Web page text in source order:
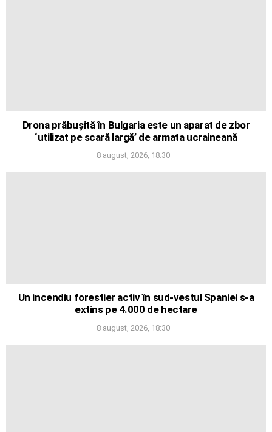
Drona prăbușită în Bulgaria este un aparat de zbor
‘utilizat pe scară largă’ de armata ucraineană
8 august, 2026, 18:30
Un incendiu forestier activ în sud-vestul Spaniei s-a
extins pe 4.000 de hectare
8 august, 2026, 18:30